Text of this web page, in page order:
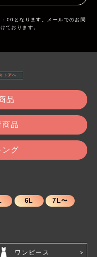
00となります。メールでのお問
ております。
トアへ
品
品
ング
6L 7L〜
ワンピース